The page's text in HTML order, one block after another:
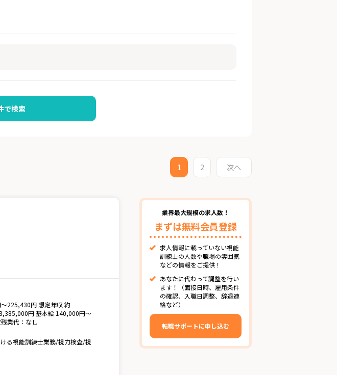
で検索
1 2 次へ
225,430円 想定年収 約
円 基本給 140,000円～
業代：なし
る視能訓練士業務/視力検査/視
業界最大規模の求人数！
まずは無料会員登録
求人情報に載っていない視能
訓練士の人数や職場の雰囲気
などの情報をご提供！
あなたに代わって調整を行い
ます！（面接日時、雇用条件
の確認、入職日調整、辞退連
絡など）
転職サポートに申し込む